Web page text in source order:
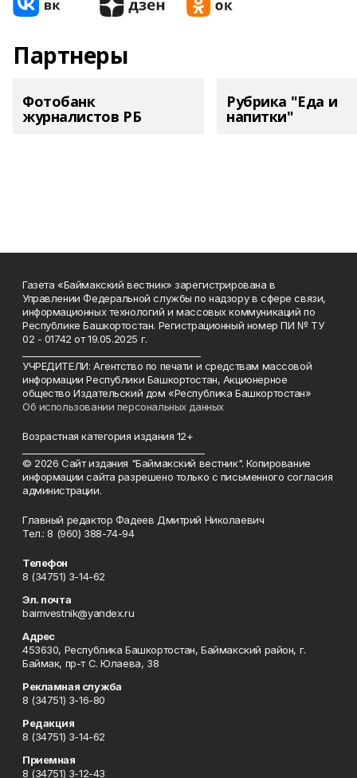
Партнеры
Фотобанк
журналистов РБ
Рубрика "Еда и
напитки"
Газета «Баймакский вестник» зарегистрирована в
Управлении Федеральной службы по надзору в сфере связи,
информационных технологий и массовых коммуникаций по
Республике Башкортостан. Регистрационный номер ПИ № ТУ
02 - 01742 от 19.05.2025 г.
УЧРЕДИТЕЛИ: Агентство по печати и средствам массовой
информации Республики Башкортостан, Акционерное
общество Издательский дом «Республика Башкортостан»
Об использовании персональных данных
Возрастная категория издания 12+
© 2026 Сайт издания "Баймакский вестник". Копирование
информации сайта разрешено только с письменного согласия
администрации.
Главный редактор Фадеев Дмитрий Николаевич
Тел.: 8 (960) 388-74-94
Телефон
8 (34751) 3-14-62
Эл. почта
baimvestnik@yandex.ru
Адрес
453630, Республика Башкортостан, Баймакский район, г.
Баймак, пр-т С. Юлаева, 38
Рекламная служба
8 (34751) 3-16-80
Редакция
8 (34751) 3-14-62
Приемная
8 (34751) 3-12-43